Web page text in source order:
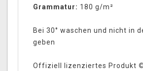
Grammatur: 180 g/m²
Bei 30° waschen und nicht in
geben
Offiziell lizenziertes Produkt